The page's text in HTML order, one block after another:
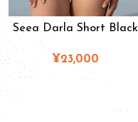
Seea Darla Short Black
¥23,000